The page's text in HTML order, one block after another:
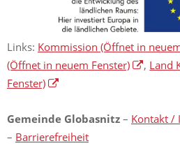
Links: Kommission (Öffnet in
(Öffnet in neuem Fenster)
, Land
Fenster)
Gemeinde Globasnitz – Kontakt /
– Barrierefreiheit